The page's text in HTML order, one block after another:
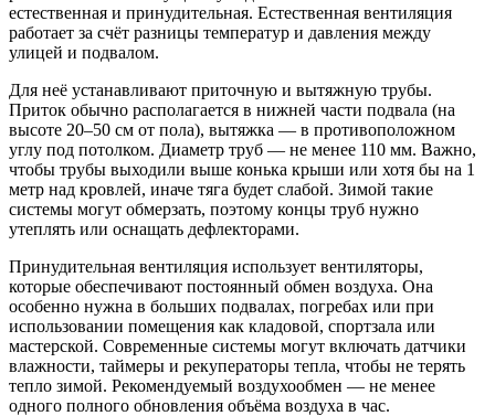
естественная и принудительная. Естественная вентиляция
работает за счёт разницы температур и давления между
улицей и подвалом.
Для неё устанавливают приточную и вытяжную трубы.
Приток обычно располагается в нижней части подвала (на
высоте 20–50 см от пола), вытяжка — в противоположном
углу под потолком. Диаметр труб — не менее 110 мм. Важно,
чтобы трубы выходили выше конька крыши или хотя бы на 1
метр над кровлей, иначе тяга будет слабой. Зимой такие
системы могут обмерзать, поэтому концы труб нужно
утеплять или оснащать дефлекторами.
Принудительная вентиляция использует вентиляторы,
которые обеспечивают постоянный обмен воздуха. Она
особенно нужна в больших подвалах, погребах или при
использовании помещения как кладовой, спортзала или
мастерской. Современные системы могут включать датчики
влажности, таймеры и рекуператоры тепла, чтобы не терять
тепло зимой. Рекомендуемый воздухообмен — не менее
одного полного обновления объёма воздуха в час.